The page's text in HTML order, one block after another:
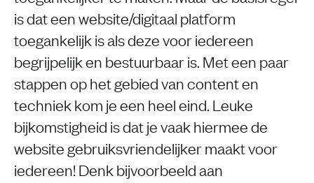
is dat een website/digitaal platform
toegankelijk is als deze voor iedereen
begrijpelijk en bestuurbaar is. Met een paar
stappen op het gebied van content en
techniek kom je een heel eind. Leuke
bijkomstigheid is dat je vaak hiermee de
website gebruiksvriendelijker maakt voor
iedereen! Denk bijvoorbeeld aan